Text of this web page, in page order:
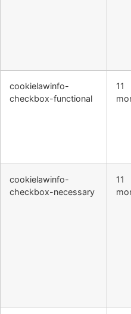
cookielawinfo-
checkbox-functional
11
cookielawinfo-
checkbox-necessary
11